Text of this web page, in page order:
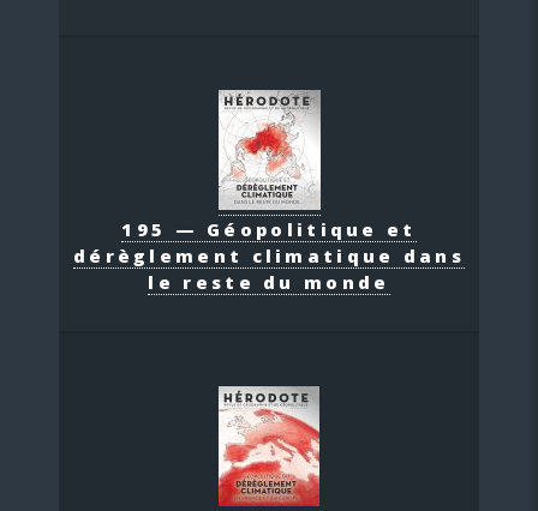
195 — Géopolitique et
dérèglement climatique dans
le reste du monde